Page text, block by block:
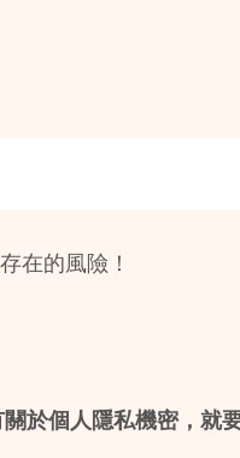
在的風險！
於個人隱私機密，就